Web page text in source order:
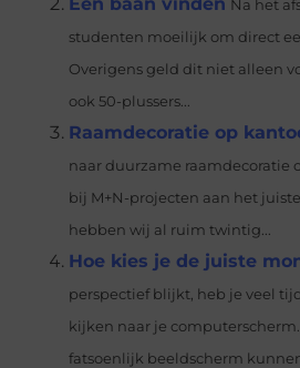
Na het
studenten moeilijk om direct
Overigens geld dit niet alleen
ook 50-plussers...
Raamdecoratie op
naar duurzame raamdecoratie
bij M+N-projecten aan het
hebben wij al ruim twintig...
Hoe kies je de juiste
perspectief blijkt, heb je veel
kijken naar je
fatsoenlijk beeldscherm